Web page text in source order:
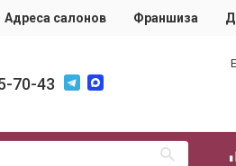
Адреса салонов Франшиза
70-43